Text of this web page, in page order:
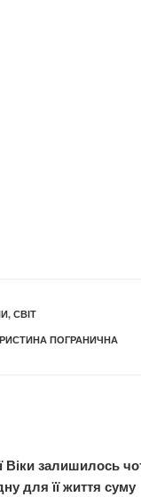
, СВІТ
ПОГРАНИЧНА
Віки залишилось
для її життя суму